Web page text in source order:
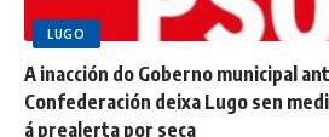
LUGO
A inacción do Goberno municipal
Confederación deixa Lugo sen
á prealerta por seca